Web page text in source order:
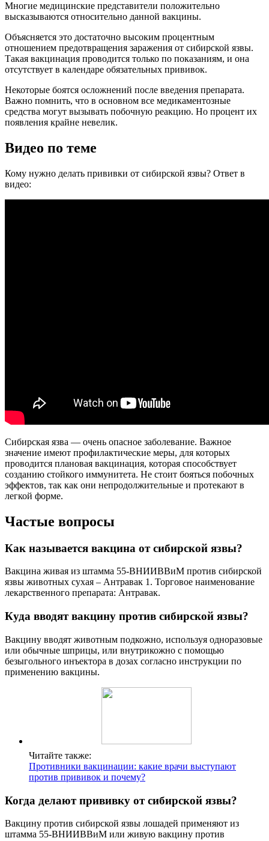
Многие медицинские представители положительно
высказываются относительно данной вакцины.
Объясняется это достаточно высоким процентным
отношением предотвращения заражения от сибирской язвы.
Такая вакцинация проводится только по показаниям, и она
отсутствует в календаре обязательных прививок.
Некоторые боятся осложнений после введения препарата.
Важно помнить, что в основном все медикаментозные
средства могут вызывать побочную реакцию. Но процент их
появления крайне невелик.
Видео по теме
Кому нужно делать прививки от сибирской язвы? Ответ в
видео:
Сибирская язва — очень опасное заболевание. Важное
значение имеют профилактические меры, для которых
проводится плановая вакцинация, которая способствует
созданию стойкого иммунитета. Не стоит бояться побочных
эффектов, так как они непродолжительные и протекают в
легкой форме.
Частые вопросы
Как называется вакцина от сибирской язвы?
Вакцина живая из штамма 55-ВНИИВВиМ против сибирской
язвы животных сухая – Антравак 1. Торговое наименование
лекарственного препарата: Антравак.
Куда вводят вакцину против сибирской язвы?
Вакцину вводят животным подкожно, используя одноразовые
или обычные шприцы, или внутрикожно с помощью
безыгольного инъектора в дозах согласно инструкции по
применению вакцины.
Читайте также:
Противники вакцинации: какие врачи выступают
против прививок и почему?
Когда делают прививку от сибирской язвы?
Вакцину против сибирской язвы лошадей применяют из
штамма 55-ВНИИВВиМ или живую вакцину против